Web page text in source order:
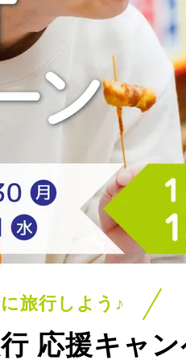
旅行しよう♪
応援キャ